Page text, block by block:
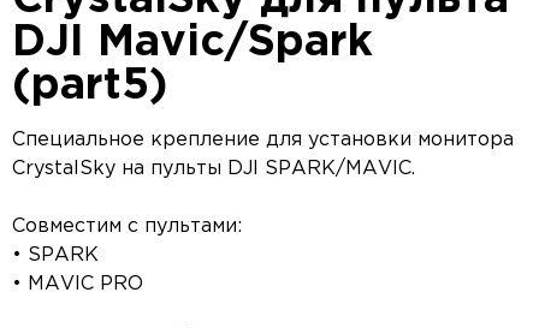
DJI Mavic/Spark
(part5)
Специальное крепление для установки монитора
CrystalSky на пульты DJI SPARK/MAVIC.
Совместим с пультами:
• SPARK
• MAVIC PRO